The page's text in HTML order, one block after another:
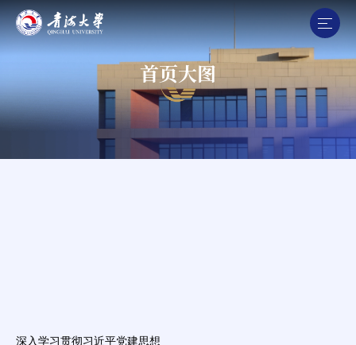
首页大图
深入学习贯彻习近平党建思想